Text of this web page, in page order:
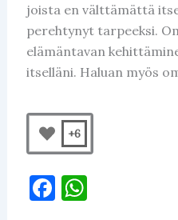
joista en välttämättä
perehtynyt tarpeeksi.
elämäntavan
itselläni. Haluan myös
+6
F W